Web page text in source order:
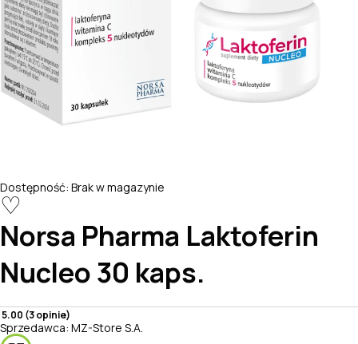
Dostępność: Brak w magazynie
♡
Norsa Pharma Laktoferin
Nucleo 30 kaps.
5.00 (3 opinie)
Sprzedawca: MZ-Store S.A.